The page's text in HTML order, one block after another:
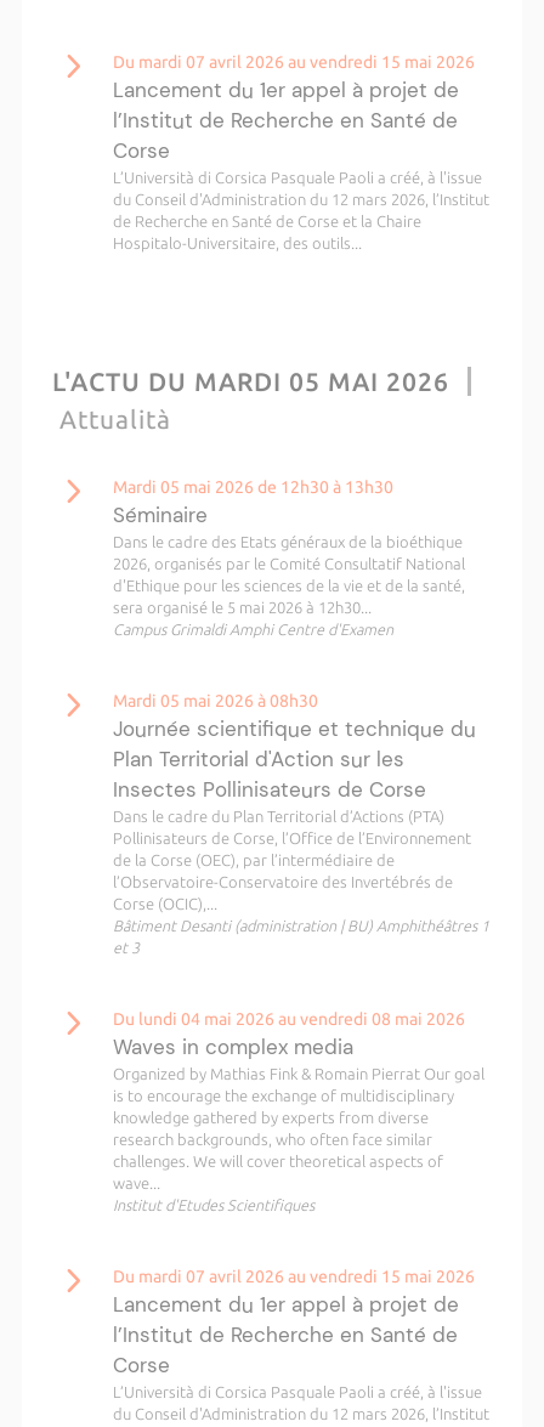
Du mardi 07 avril 2026 au vendredi 15 mai 2026
Lancement du 1er appel à projet de
l’Institut de Recherche en Santé de
Corse
L’Università di Corsica Pasquale Paoli a créé, à l'issue
du Conseil d'Administration du 12 mars 2026, l’Institut
de Recherche en Santé de Corse et la Chaire
Hospitalo-Universitaire, des outils...
L'ACTU DU MARDI 05 MAI 2026
Attualità
Mardi 05 mai 2026 de 12h30 à 13h30
Séminaire
Dans le cadre des Etats généraux de la bioéthique
2026, organisés par le Comité Consultatif National
d'Ethique pour les sciences de la vie et de la santé,
sera organisé le 5 mai 2026 à 12h30...
Campus Grimaldi Amphi Centre d'Examen
Mardi 05 mai 2026 à 08h30
Journée scientifique et technique du
Plan Territorial d'Action sur les
Insectes Pollinisateurs de Corse
Dans le cadre du Plan Territorial d’Actions (PTA)
Pollinisateurs de Corse, l’Office de l’Environnement
de la Corse (OEC), par l’intermédiaire de
l’Observatoire-Conservatoire des Invertébrés de
Corse (OCIC),...
Bâtiment Desanti (administration | BU) Amphithéâtres 1
et 3
Du lundi 04 mai 2026 au vendredi 08 mai 2026
Waves in complex media
Organized by Mathias Fink & Romain Pierrat Our goal
is to encourage the exchange of multidisciplinary
knowledge gathered by experts from diverse
research backgrounds, who often face similar
challenges. We will cover theoretical aspects of
wave...
Institut d'Etudes Scientifiques
Du mardi 07 avril 2026 au vendredi 15 mai 2026
Lancement du 1er appel à projet de
l’Institut de Recherche en Santé de
Corse
L’Università di Corsica Pasquale Paoli a créé, à l'issue
du Conseil d'Administration du 12 mars 2026, l’Institut